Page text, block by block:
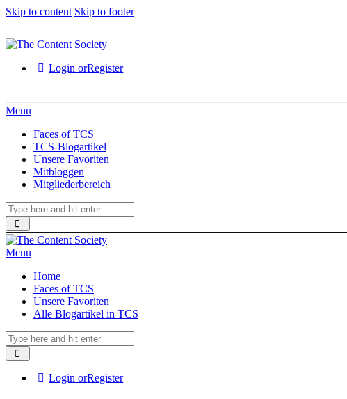
Skip to content Skip to footer
Login orRegister
Menu
Faces of TCS
TCS-Blogartikel
Unsere Favoriten
Mitbloggen
Mitgliederbereich
Menu
Home
Faces of TCS
Unsere Favoriten
Alle Blogartikel in TCS
Login orRegister